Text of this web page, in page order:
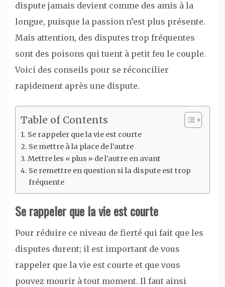
dispute jamais devient comme des amis à la
longue, puisque la passion n’est plus présente.
Mais attention, des disputes trop fréquentes
sont des poisons qui tuent à petit feu le couple.
Voici des conseils pour se réconcilier
rapidement après une dispute.
Table of Contents
Se rappeler que la vie est courte
Se mettre à la place de l’autre
Mettre les « plus » de l’autre en avant
Se remettre en question si la dispute est trop
fréquente
Se rappeler que la vie est courte
Pour réduire ce niveau de fierté qui fait que les
disputes durent; il est important de vous
rappeler que la vie est courte et que vous
pouvez mourir à tout moment. Il faut ainsi